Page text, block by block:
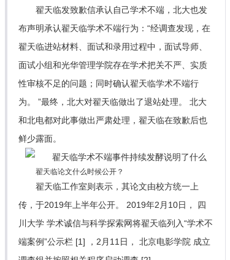
翟天临发致歉信承认自己学术不端，北大也发
布声明承认翟天临学术不端行为：“经调查发现，在
翟天临进站材料、面试和录用过程中，面试导师、
面试小组和光华管理学院存在学术把关不严、实质
性审核不足的问题；同时确认翟天临学术不端行
为。 ”最终，北大对翟天临做出了退站处理。 北大
和北电都对此事做出严肃处理，翟天临在致歉后也
鲜少露面。
翟天临论文什么时候公开？
翟天临工作室则表示，其论文由校方统一上
传，于2019年上半年公开。 2019年2月10日， 四
川大学 学术诚信与科学探索网将翟天临列入“学术不
端案例”公示栏 [1] ，2月11日， 北京电影学院 成立